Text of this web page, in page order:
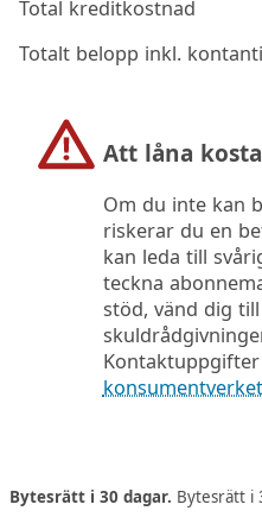
Total kreditkostnad
Totalt belopp inkl.
Att låna
Om du inte kan
riskerar du en
kan leda till
teckna
stöd, vänd dig
Bytesrätt i 30 dagar. Bytesrätt i